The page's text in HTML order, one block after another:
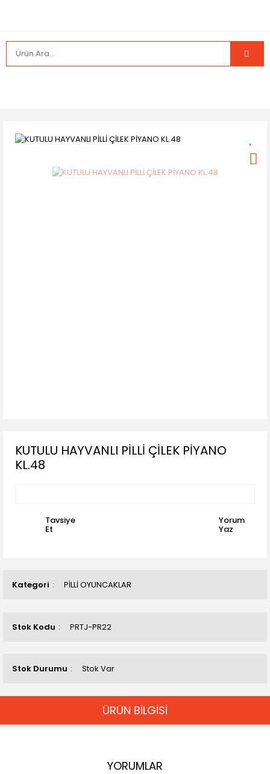
Kategori PİLLİ OYUNCAKLAR
Stok Kodu PRTJ-PR22
Stok Durumu Stok Var
KUTULU HAYVANLI PİLLİ ÇİLEK PİYANO
KL.48
Tavsiye
Et
Yorum
Yaz
ÜRÜN BİLGİSİ
YORUMLAR